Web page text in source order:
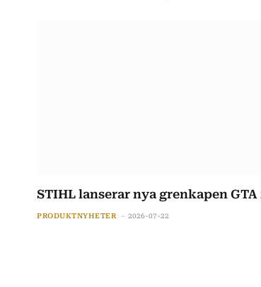
STIHL lanserar nya grenkapen GTA
PRODUKTNYHETER 2026-07-22